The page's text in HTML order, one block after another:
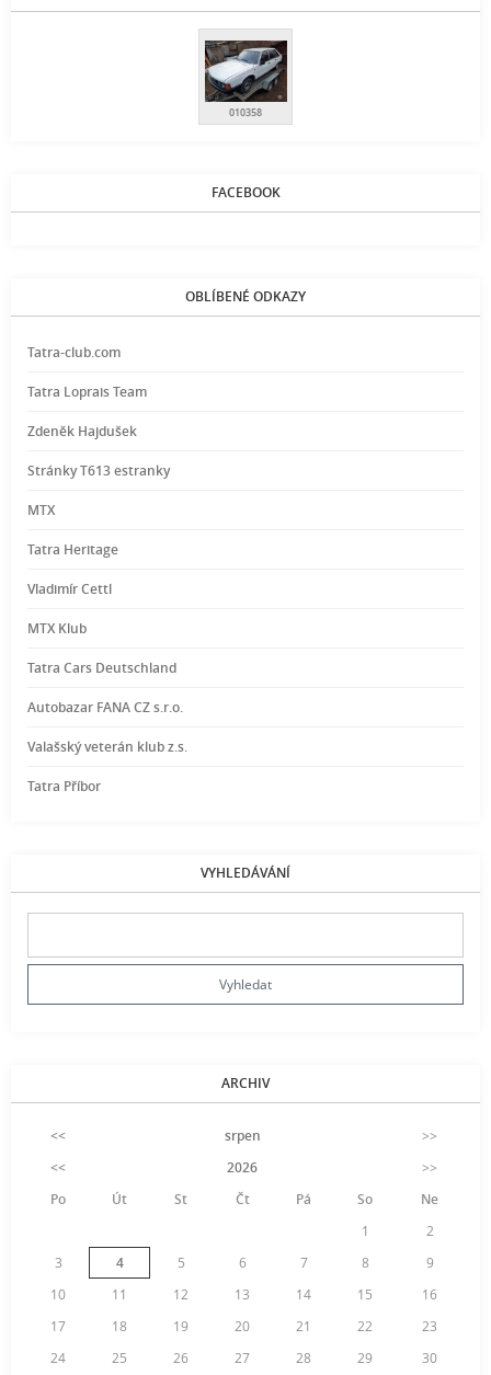
010358
FACEBOOK
OBLÍBENÉ ODKAZY
Tatra-club.com
Tatra Loprais Team
Zdeněk Hajdušek
Stránky T613 estranky
MTX
Tatra Heritage
Vladimír Cettl
MTX Klub
Tatra Cars Deutschland
Autobazar FANA CZ s.r.o.
Valašský veterán klub z.s.
Tatra Příbor
VYHLEDÁVÁNÍ
ARCHIV
<< srpen
>>
<<
2026
>>
Po
Út St Čt Pá So
Ne
1
2
3
4 5 6 7 8
9
10
11 12 13 14 15
16
17
18 19 20 21 22
23
24
25 26 27 28 29 30